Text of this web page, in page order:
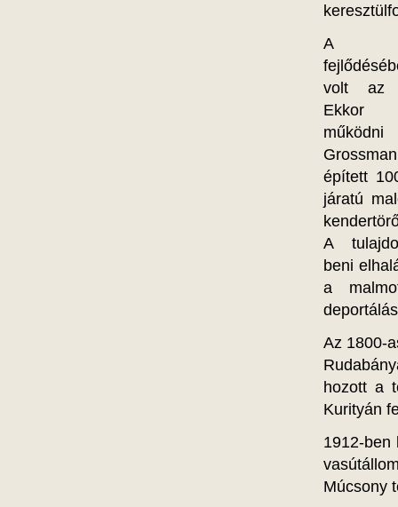
A
volt az
Ekkor
épített
járatú
A
beni
a
Az 1800-
hozott a
Kurityán
1912-ben
Múcsony